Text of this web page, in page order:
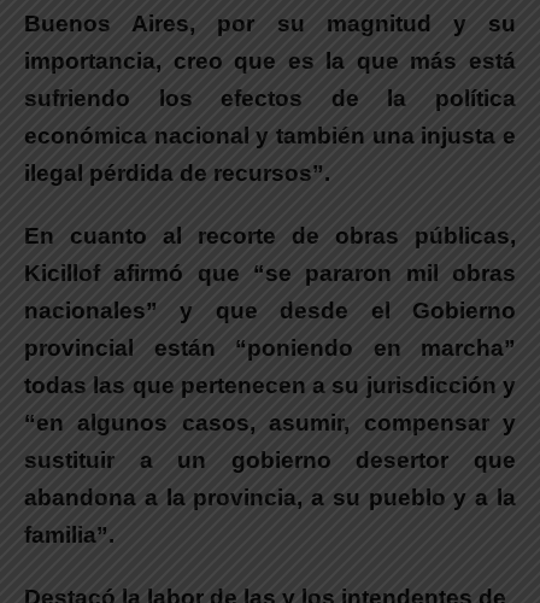
Buenos Aires, por su magnitud y su
importancia, creo que es la que más está
sufriendo los efectos de la política
económica nacional y también una injusta e
ilegal pérdida de recursos”.
En cuanto al recorte de obras públicas,
Kicillof afirmó que “se pararon mil obras
nacionales” y que desde el Gobierno
provincial están “poniendo en marcha”
todas las que pertenecen a su jurisdicción y
“en algunos casos, asumir, compensar y
sustituir a un gobierno desertor que
abandona a la provincia, a su pueblo y a la
familia”.
Destacó la labor de las y los intendentes de